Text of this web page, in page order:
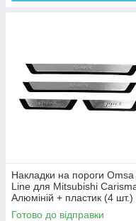
Накладки на пороги Omsa
Line для Mitsubishi
Алюміній + пластик (4 шт.)
Готово до відправки